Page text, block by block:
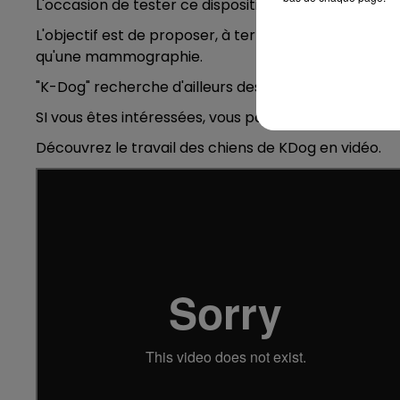
L'occasion de tester ce dispositif dans des conditions
L'objectif est de proposer, à terme, un pré-test, qui
qu'une mammographie.
"K-Dog" recherche d'ailleurs des volontaires qui
SI vous êtes intéressées, vous pouvez vous inscrire
Découvrez le travail des chiens de KDog en vidéo.